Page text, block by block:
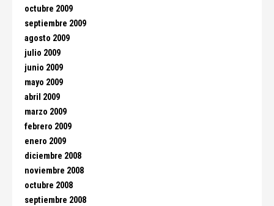
octubre 2009
septiembre 2009
agosto 2009
julio 2009
junio 2009
mayo 2009
abril 2009
marzo 2009
febrero 2009
enero 2009
diciembre 2008
noviembre 2008
octubre 2008
septiembre 2008